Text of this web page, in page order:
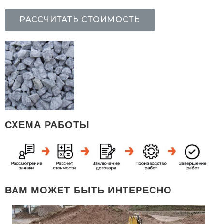
РАССЧИТАТЬ СТОИМОСТЬ
СХЕМА РАБОТЫ
ВАМ МОЖЕТ БЫТЬ ИНТЕРЕСНО